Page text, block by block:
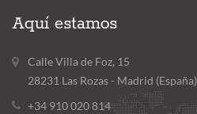
Aquí estamos
Calle Villa de Foz, 15
28231 Las Rozas - Madrid (España)
+34 910 020 814